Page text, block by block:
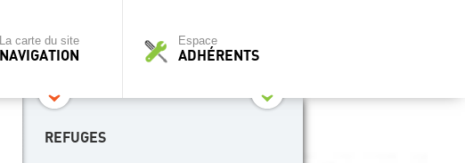
La carte du site
NAVIGATION
Espace
ADHÉRENTS
REFUGES